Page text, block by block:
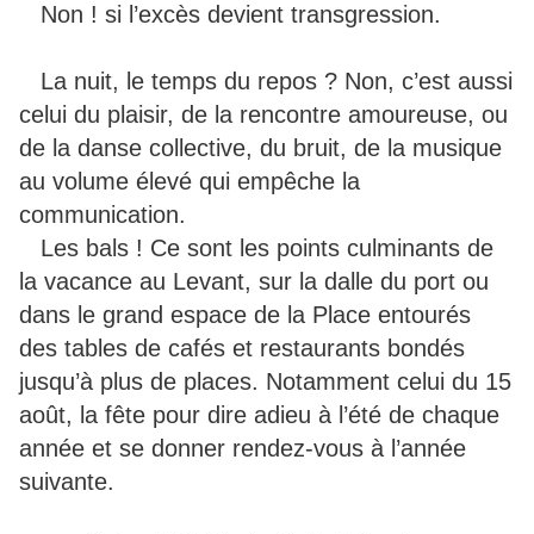
Non ! si l’excès devient transgression.
La nuit, le temps du repos ? Non, c’est aussi
celui du plaisir, de la rencontre amoureuse, ou
de la danse collective, du bruit, de la musique
au volume élevé qui empêche la
communication.
Les bals ! Ce sont les points culminants de
la vacance au Levant, sur la dalle du port ou
dans le grand espace de la Place entourés
des tables de cafés et restaurants bondés
jusqu’à plus de places. Notamment celui du 15
août, la fête pour dire adieu à l’été de chaque
année et se donner rendez-vous à l’année
suivante.